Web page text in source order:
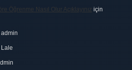
Öğrenme Nasıl Olur Açıklayınız için
admin
Lale